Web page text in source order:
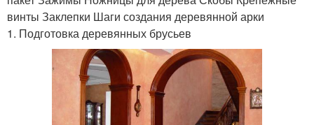
винты Заклепки Шаги создания деревянной арки
1. Подготовка деревянных брусьев